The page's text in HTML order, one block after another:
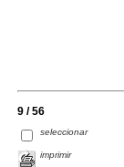
9 / 56
seleccionar
imprimir